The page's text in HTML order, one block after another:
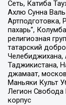
Сеть, Катиба
Ахлю Сунна
Артподготовка,
пахарь”,
религиозная
татарский
Челебиджихана,
Таджикистана,
джамаат,
Маньяки Культ
Легион Свобода
корпус